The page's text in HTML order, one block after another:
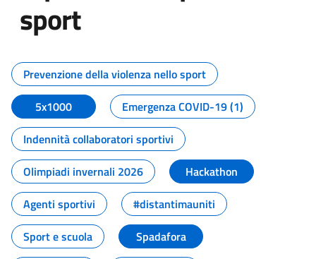
sport
Tutti i contenuti della pagina
Prevenzione della violenza nello sport
5x1000
Emergenza COVID-19 (1)
Indennità collaboratori sportivi
Olimpiadi invernali 2026
Hackathon
Agenti sportivi
#distantimauniti
Sport e scuola
Spadafora